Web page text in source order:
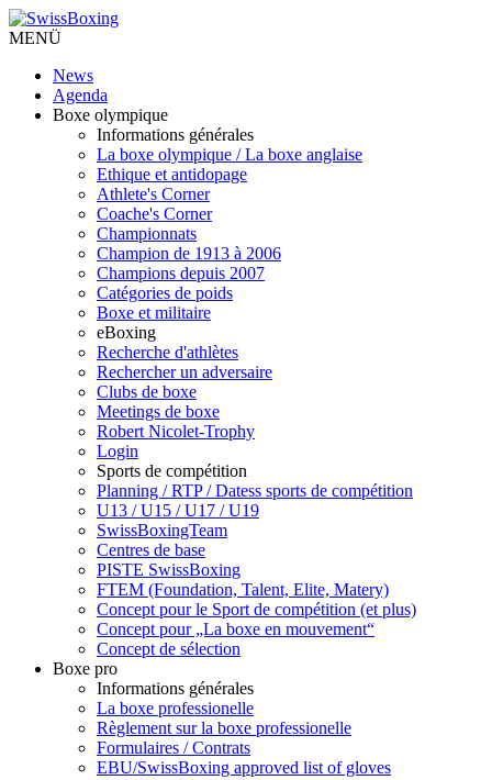
MENÜ
News
Agenda
Boxe olympique
Informations générales
La boxe olympique / La boxe anglaise
Ethique et antidopage
Athlete's Corner
Coache's Corner
Championnats
Champion de 1913 à 2006
Champions depuis 2007
Catégories de poids
Boxe et militaire
eBoxing
Recherche d'athlètes
Rechercher un adversaire
Clubs de boxe
Meetings de boxe
Robert Nicolet-Trophy
Login
Sports de compétition
Planning / RTP / Datess sports de compétition
U13 / U15 / U17 / U19
SwissBoxingTeam
Centres de base
PISTE SwissBoxing
FTEM (Foundation, Talent, Elite, Matery)
Concept pour le Sport de compétition (et plus)
Concept pour „La boxe en mouvement“
Concept de sélection
Boxe pro
Informations générales
La boxe professionelle
Règlement sur la boxe professionelle
Formulaires / Contrats
EBU/SwissBoxing approved list of gloves